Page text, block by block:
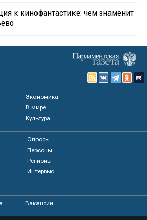
к кинофантастике: чем знаменит
Экономика
В мире
Культура
Опросы
Персоны
Регионы
Интервью
Вакансии